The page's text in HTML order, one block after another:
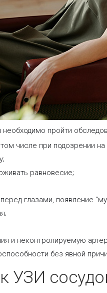
пройти
числе при подозрении
равновесие;
глазами, появление
и неконтролируемую
без явной
УЗИ